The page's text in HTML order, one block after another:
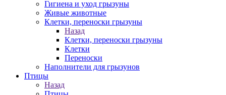
Гигиена и уход грызуны
Живые животные
Клетки, переноски грызуны
Назад
Клетки, переноски грызуны
Клетки
Переноски
Наполнители для грызунов
Птицы
Назад